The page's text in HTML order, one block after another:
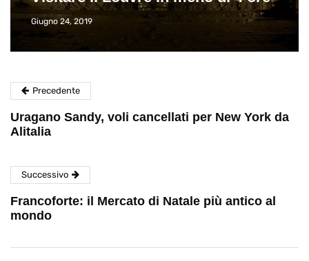
Giugno 24, 2019
Precedente
Uragano Sandy, voli cancellati per New York da
Alitalia
Successivo
Francoforte: il Mercato di Natale più antico al
mondo